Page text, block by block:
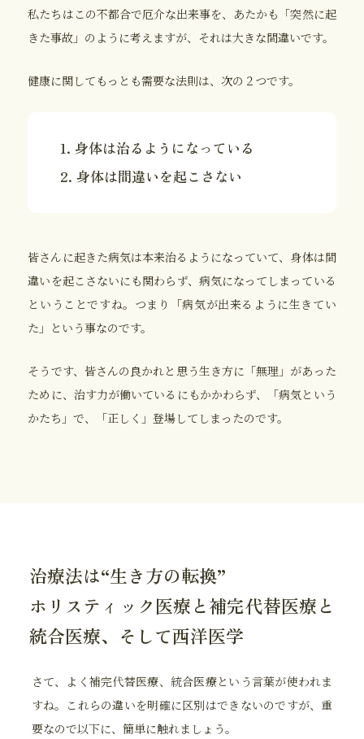
私たちはこの不都合で厄介な出来事を、あたかも「突然に起
きた事故」のように考えますが、それは大きな間違いです。
健康に関してもっとも需要な法則は、次の２つです。
1. 身体は治るようになっている
2. 身体は間違いを起こさない
皆さんに起きた病気は本来治るようになっていて、身体は間
違いを起こさないにも関わらず、病気になってしまっている
ということですね。つまり「病気が出来るように生きてい
た」という事なのです。
そうです、皆さんの良かれと思う生き方に「無理」があった
ために、治す力が働いているにもかかわらず、「病気という
かたち」で、「正しく」登場してしまったのです。
治療法は“生き方の転換”
ホリスティック医療と補完代替医療と
統合医療、そして西洋医学
さて、よく補完代替医療、統合医療という言葉が使われま
すね。これらの違いを明確に区別はできないのですが、重
要なので以下に、簡単に触れましょう。